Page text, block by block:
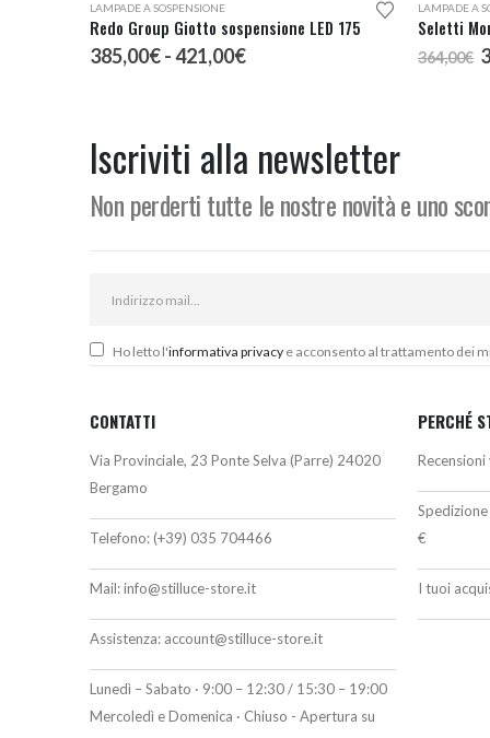
LAMPADE A SOSPENSIONE
Redo Group Giotto sospensione LED 175
385,00€-421,00€Fascia
a
421,00€
LAMPADE A
364,00€
Iscriviti alla newsletter
Non perderti tutte le nostre novità e uno
Ho letto l'informativa privacy e acconsento al trattamento dei
CONTATTI
Via Provinciale, 23 Ponte Selva (Parre) 24020
Bergamo
Telefono: (+39) 035 704466
Mail:info@stilluce-store.it
Assistenza: account@stilluce-store.it
Lunedì – Sabato · 9:00 – 12:30 / 15:30 – 19:00
Mercoledì e Domenica · Chiuso - Apertura su
PERCHÉ
€
I tuoi